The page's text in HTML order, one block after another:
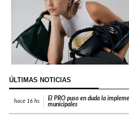
ÚLTIMAS NOTICIAS
hace 16 hs
El PRO puso en duda la
municipales